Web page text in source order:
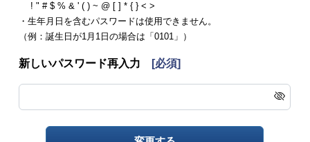
! " # $ % & ' ( ) ~ @ [ ] * { } < >
・生年月日を含むパスワードは使用できません。
（例：誕生日が1月1日の場合は「0101」）
新しいパスワード再入力 [必須]